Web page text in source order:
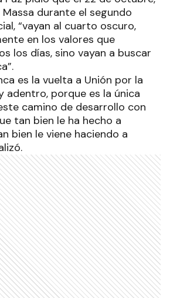
durante el segundo
“vayan al cuarto oscuro,
en los valores que
los días, sino vayan a buscar
es la vuelta a Unión por la
adentro, porque es la única
camino de desarrollo con
tan bien le ha hecho a
bien le viene haciendo a